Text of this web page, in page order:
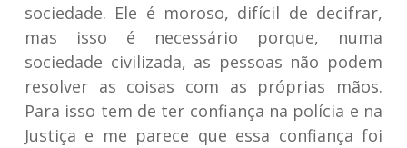
sociedade. Ele é moroso, difícil de decifrar,
mas isso é necessário porque, numa
sociedade civilizada, as pessoas não podem
resolver as coisas com as próprias mãos.
Para isso tem de ter confiança na polícia e na
Justiça e me parece que essa confiança foi